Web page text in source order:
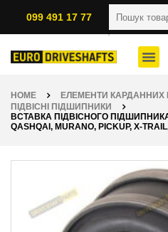
099 491 17 77
HOME
ЕЛЕМЕНТИ КАРДАННИХ
ПІДВІСНІ ПІДШИПНИКИ
ВСТАВКА ПІДВІСНОГО ПІДШИПНИКА
QASHQAI, MURANO, PICKUP, X-